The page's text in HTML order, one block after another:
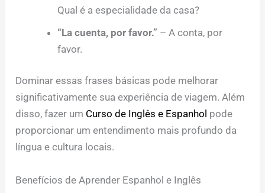
Qual é a especialidade da casa?
“La cuenta, por favor.” – A conta, por
favor.
Dominar essas frases básicas pode melhorar
significativamente sua experiência de viagem. Além
disso, fazer um Curso de Inglês e Espanhol pode
proporcionar um entendimento mais profundo da
língua e cultura locais.
Benefícios de Aprender Espanhol e Inglês